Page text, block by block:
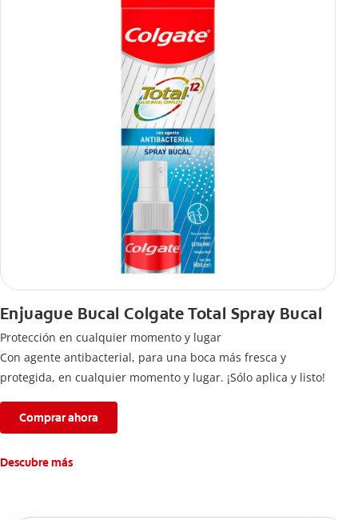
Enjuague Bucal Colgate Total Spray Bucal
Protección en cualquier momento y lugar
Con agente antibacterial, para una boca más fresca y
protegida, en cualquier momento y lugar. ¡Sólo aplica y listo!
Comprar ahora
Descubre más